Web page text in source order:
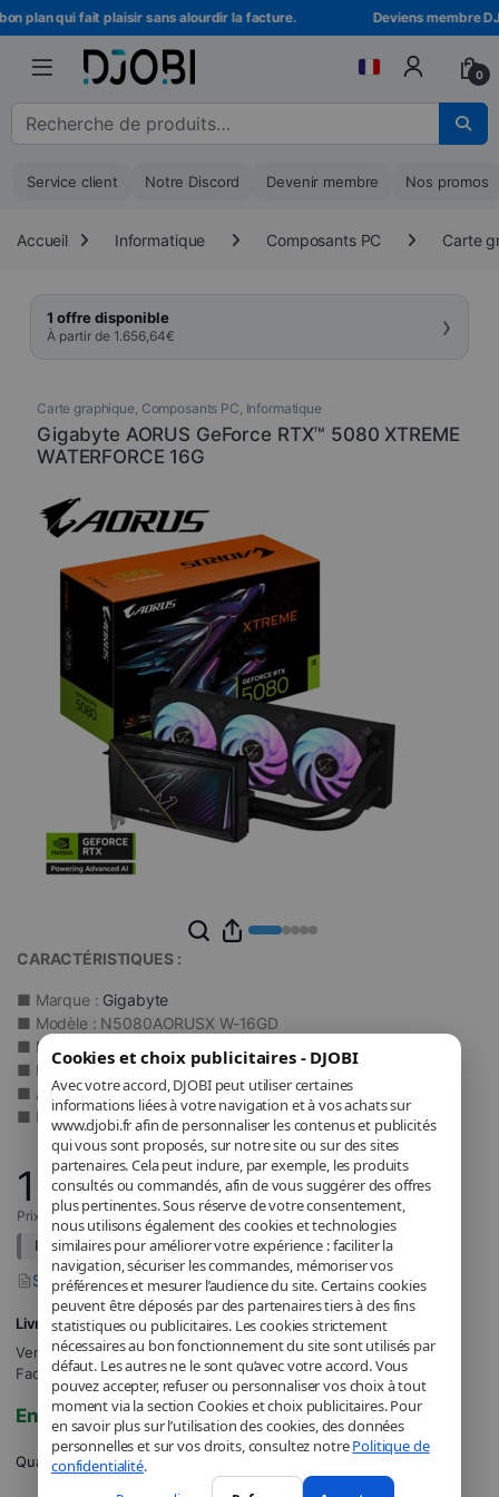
Cookies et choix publicitaires - DJOBI
Avec votre accord, DJOBI peut utiliser certaines
informations liées à votre navigation et à vos achats sur
www.djobi.fr afin de personnaliser les contenus et publicités
qui vous sont proposés, sur notre site ou sur des sites
partenaires. Cela peut inclure, par exemple, les produits
consultés ou commandés, afin de vous suggérer des offres
plus pertinentes. Sous réserve de votre consentement,
nous utilisons également des cookies et technologies
similaires pour améliorer votre expérience : faciliter la
navigation, sécuriser les commandes, mémoriser vos
préférences et mesurer l’audience du site. Certains cookies
peuvent être déposés par des partenaires tiers à des fins
statistiques ou publicitaires. Les cookies strictement
nécessaires au bon fonctionnement du site sont utilisés par
défaut. Les autres ne le sont qu’avec votre accord. Vous
pouvez accepter, refuser ou personnaliser vos choix à tout
moment via la section Cookies et choix publicitaires. Pour
en savoir plus sur l’utilisation des cookies, des données
personnelles et sur vos droits, consultez notrePolitique de
confidentialité.
Skip to navigation
Skip to content
plan qui fait plaisir sans alourdir la facture. Deviens membre
0
Recherche pour :
Service client Notre Discord Devenir membre Nos promos
Accueil Informatique Composants PC Carte
1 offre disponible
À partir de 1.656,64€ ›
Carte graphique, Composants PC, Informatique
Gigabyte AORUS GeForce RTX™ 5080 XTREME
WATERFORCE 16G
CARACTÉRISTIQUES :
■ Marque : Gigabyte
■ Modèle : N5080AORUSX W-16GD
■ Mémoire vidéo : 16 Go GDDR7
■ Nombre d’écrans maximum : 4
■ Alimentation recommandée : 850 W
■ Dimensions : L=220 l=130 H=40
1 656,64€
Prix incluant la TVA applicable.
Prix de référence :1.849,90€ Détails
Signaler un problème avec ce produit
Livraison GRATUITE
Vendu et expédié parDJOBI_FR.
Facturé par DJOBI.
En stock
Quantité